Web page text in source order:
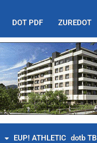
DOT PDF ZUREDOT
EUP! ATHLETIC dotb TB